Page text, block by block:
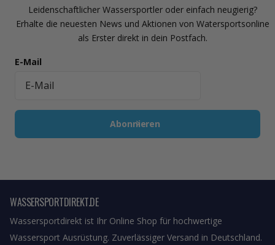
Leidenschaftlicher Wassersportler oder einfach neugierig?
Erhalte die neuesten News und Aktionen von Watersportsonline
als Erster direkt in dein Postfach.
E-Mail
Abonnieren
WASSERSPORTDIREKT.DE
Wassersportdirekt ist Ihr Online Shop für hochwertige
Wassersport Ausrüstung. Zuverlässiger Versand in Deutschland.